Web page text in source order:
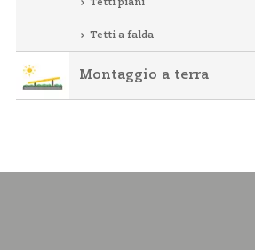
Tetti piani
Tetti a falda
Montaggio a terra